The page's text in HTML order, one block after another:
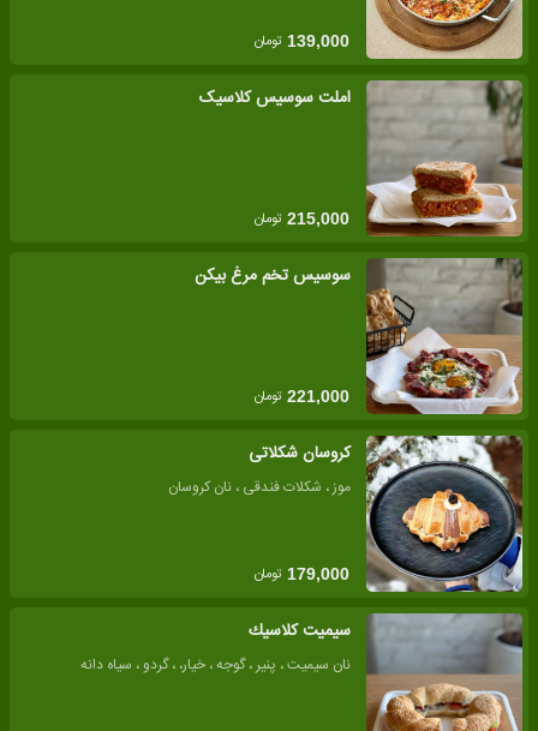
139,000 تومان
املت سوسیس کلاسیک
215,000 تومان
سوسیس تخم مرغ بیکن
221,000 تومان
کروسان شکلاتی
موز ، شکلات فندقی ، نان کروسان
179,000 تومان
سیمیت كلاسيك
نان سیمیت ، پنیر ، گوجه ، خیار، ، گردو ، سیاه دانه